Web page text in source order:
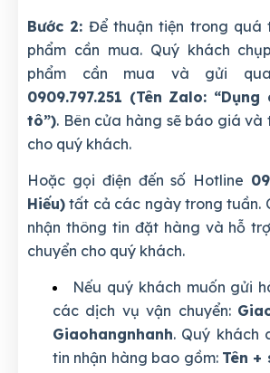
Bước 2: Để thuận tiện trong quá
phẩm cần mua. Quý khách
phẩm cần mua và gửi
0909.797.251 (Tên Zalo:
tô”). Bên cửa hàng sẽ báo giá và
cho quý khách.
Hoặc gọi điện đến số Hotline
Hiếu) tất cả các ngày trong tuần.
nhận thông tin đặt hàng và hỗ
chuyển cho quý khách.
Nếu quý khách muốn gửi
các dịch vụ vận chuyển:
Giaohangnhanh. Quý khách
tin nhận hàng bao gồm: Tên +